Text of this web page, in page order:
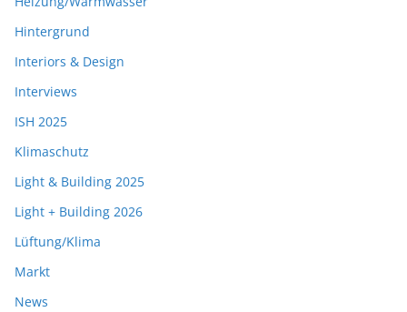
Hintergrund
Interiors & Design
Interviews
ISH 2025
Klimaschutz
Light & Building 2025
Light + Building 2026
Lüftung/Klima
Markt
News